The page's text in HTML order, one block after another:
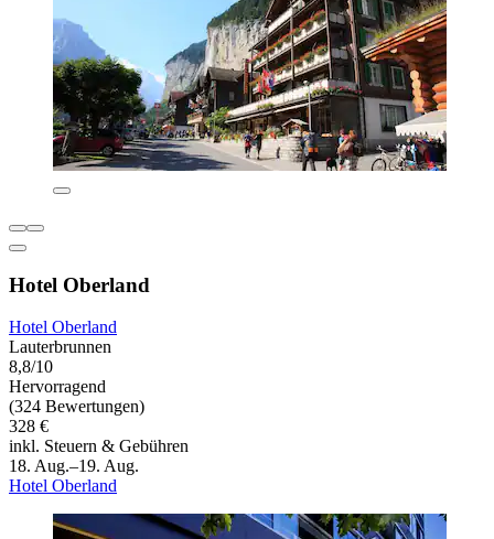
Hotel Oberland
Hotel Oberland
Lauterbrunnen
8,8/10
Hervorragend
(324 Bewertungen)
328 €
inkl. Steuern & Gebühren
18. Aug.–19. Aug.
Hotel Oberland